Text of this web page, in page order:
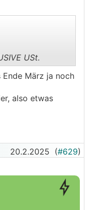
mit
ag um 10
USt.
März ja noch
also etwas
20.2.2025 (#629)